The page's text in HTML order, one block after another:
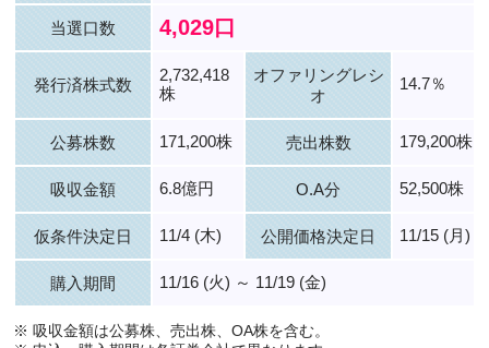
当選口数 4,029口
発行済株式数
2,732,418
株
オファリングレシ
オ
14.7％
公募株数 171,200株 売出株数 179,200株
吸収金額 6.8億円 O.A分 52,500株
仮条件決定日 11/4 (木) 公開価格決定日 11/15 (月)
購入期間 11/16 (火) ～ 11/19 (金)
※ 吸収金額は公募株、売出株、OA株を含む。